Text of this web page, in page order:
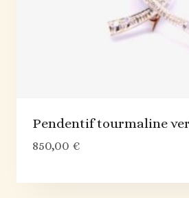
Pendentif tourmaline
850,00 €